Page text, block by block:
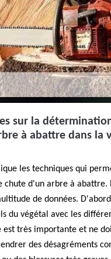
sur la
à abattre dans la
les techniques qui
d'un arbre à abattre.
de données.
du végétal avec les
très importante et ne
des désagréments